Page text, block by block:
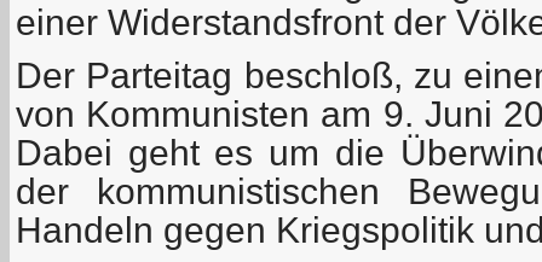
einer Widerstandsfront der
Der Parteitag beschloß, zu
von Kommunisten am 9. Juni
Dabei geht es um die
der kommunistischen
Handeln gegen Kriegspolitik